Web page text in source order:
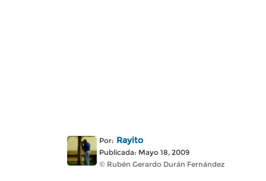
Por: Rayito
Publicada: Mayo 18, 2009
© Rubén Gerardo Durán Fernández